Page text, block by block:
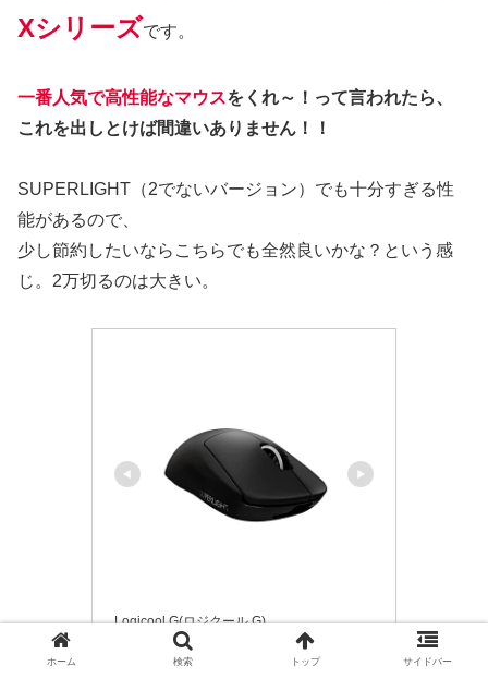
Xシリーズです。
一番人気で高性能なマウスをくれ～！って言われたら、
これを出しとけば間違いありません！！
SUPERLIGHT（2でないバージョン）でも十分すぎる性
能があるので、
少し節約したいならこちらでも全然良いかな？という感
じ。2万切るのは大きい。
Logicool G(ロジクール G)
Logicool G PRO X SUPERLIGH
ホーム 検索 トップ サイドバー